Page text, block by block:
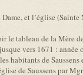
et l’église
le tableau de la Mère
vers 1671 :
habitants de
de Saussens par